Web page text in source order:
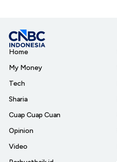
Home
My Money
Tech
Sharia
Cuap Cuap Cuan
Opinion
Video